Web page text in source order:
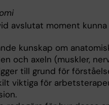
avslutat moment kunna
kunskap om
och axeln (muskler,
till grund för
viktiga för